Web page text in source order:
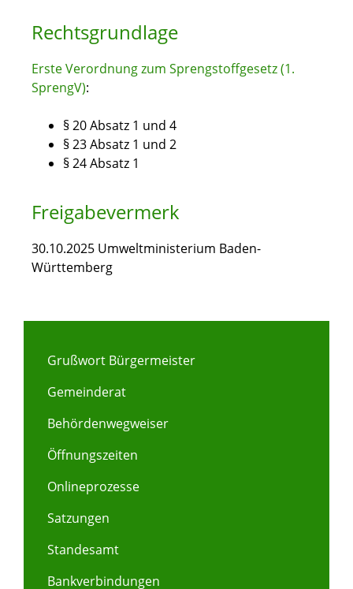
Rechtsgrundlage
Erste Verordnung zum Sprengstoffgesetz (1.
SprengV):
§ 20 Absatz 1 und 4
§ 23 Absatz 1 und 2
§ 24 Absatz 1
Freigabevermerk
30.10.2025 Umweltministerium Baden-
Württemberg
Grußwort Bürgermeister
Gemeinderat
Behördenwegweiser
Öffnungszeiten
Onlineprozesse
Satzungen
Standesamt
Bankverbindungen